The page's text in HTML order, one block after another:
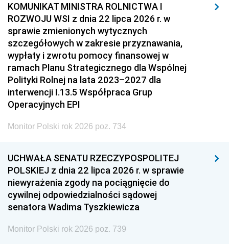
KOMUNIKAT MINISTRA ROLNICTWA I
ROZWOJU WSI z dnia 22 lipca 2026 r. w
sprawie zmienionych wytycznych
szczegółowych w zakresie przyznawania,
wypłaty i zwrotu pomocy finansowej w
ramach Planu Strategicznego dla Wspólnej
Polityki Rolnej na lata 2023–2027 dla
interwencji I.13.5 Współpraca Grup
Operacyjnych EPI
Monitor Polski rok 2026 poz. 734
UCHWAŁA SENATU RZECZYPOSPOLITEJ
POLSKIEJ z dnia 22 lipca 2026 r. w sprawie
niewyrażenia zgody na pociągnięcie do
cywilnej odpowiedzialności sądowej
senatora Wadima Tyszkiewicza
Monitor Polski rok 2026 poz. 739